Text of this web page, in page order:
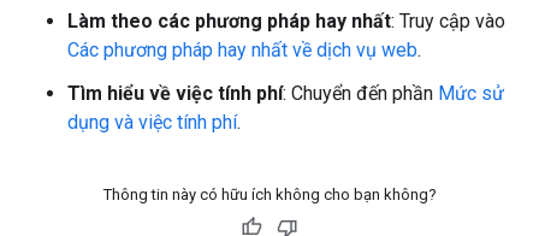
Làm theo các phương pháp hay nhất: Truy cập vào
Các phương pháp hay nhất về dịch vụ web.
Tìm hiểu về việc tính phí: Chuyển đến phần Mức sử
dụng và việc tính phí.
Thông tin này có hữu ích không cho bạn không?